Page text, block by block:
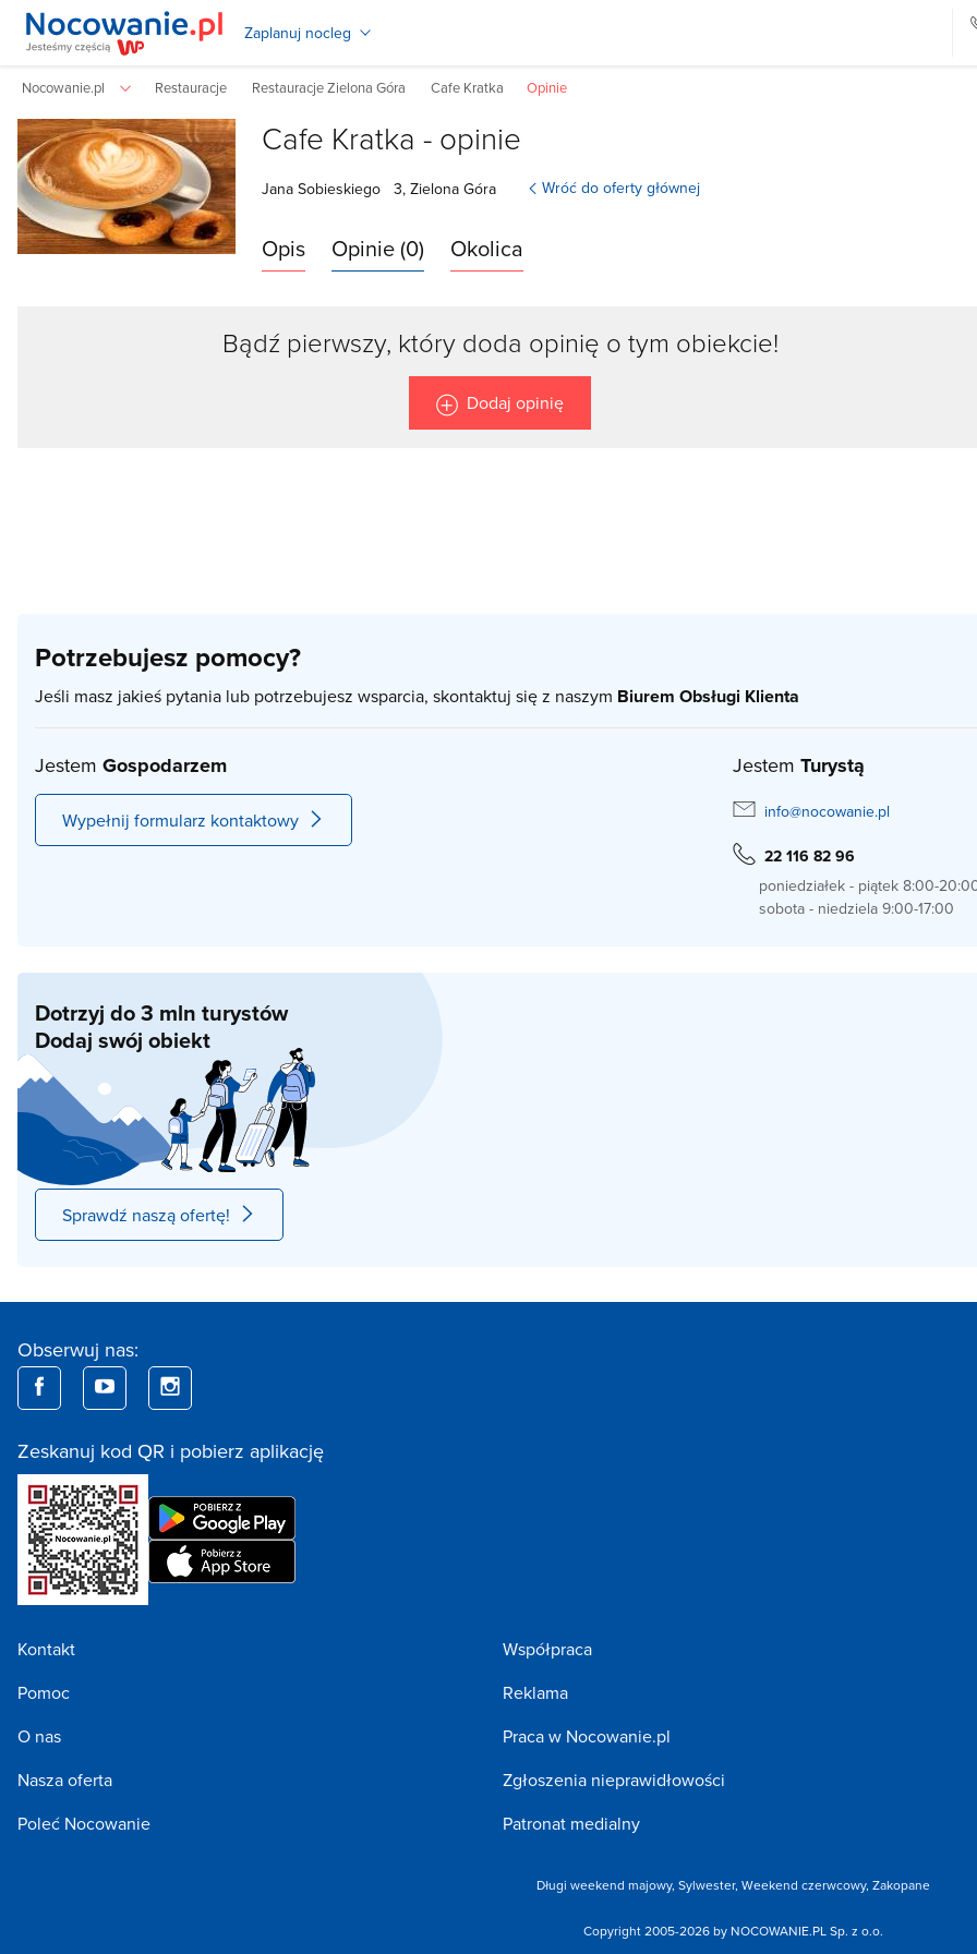
Zaplanuj nocleg
Nocowanie.pl Restauracje Restauracje Zielona Góra Cafe Kratka Opinie
Cafe Kratka - opinie
Jana Sobieskiego 3, Zielona Góra Wróć do oferty głównej
Opis Opinie (0) Okolica
Bądź pierwszy, który doda opinię o tym obiekcie!
Dodaj opinię
Potrzebujesz pomocy?
Jeśli masz jakieś pytania lub potrzebujesz wsparcia, skontaktuj się z naszym Biurem Obsługi Klienta
Jestem Gospodarzem
Wypełnij formularz kontaktowy
Jestem Turystą
info@nocowanie.pl
22 116 82 96
poniedziałek - piątek 8:00-
sobota - niedziela 9:00-17:00
Dotrzyj do 3 mln turystów
Dodaj swój obiekt
Sprawdź naszą ofertę!
Obserwuj nas:
Zeskanuj kod QR i pobierz aplikację
Kontakt
Pomoc
O nas
Nasza oferta
Poleć Nocowanie
Współpraca
Reklama
Praca w Nocowanie.pl
Zgłoszenia nieprawidłowości
Patronat medialny
Długi weekend majowy, Sylwester, Weekend czerwcowy, Zakopane
Copyright 2005-2026 by NOCOWANIE.PL Sp. z o.o.